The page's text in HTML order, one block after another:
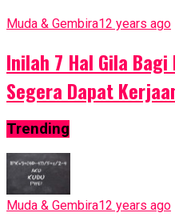
Muda & Gembira12 years ago
Inilah 7 Hal Gila
Segera Dapat
Trending
Muda & Gembira12 years ago